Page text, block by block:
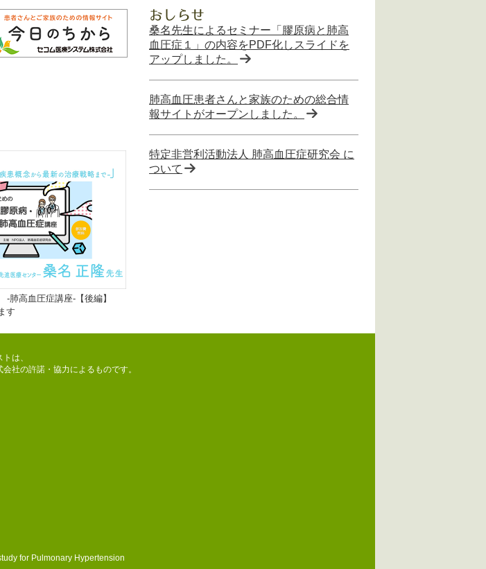
肺高血圧症講座-【後編】
す
桑名先生によるセミナー「膠原病と肺高
血圧症１」の内容をPDF化しスライドを
アップしました。
肺高血圧患者さんと家族のための総合情
報サイトがオープンしました。
特定非営利活動法人 肺高血圧症研究会 に
ついて
は、
社の許諾・協力によるものです。
for Pulmonary Hypertension